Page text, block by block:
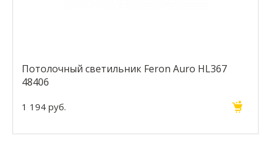
Потолочный светильник Feron Auro HL367
48406
1 194 руб.